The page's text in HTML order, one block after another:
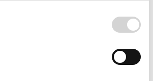
är ensamt på marknaden om att
och publikt tillgänglig
BASTA-systemet erbjuder
och betyg kopplat till